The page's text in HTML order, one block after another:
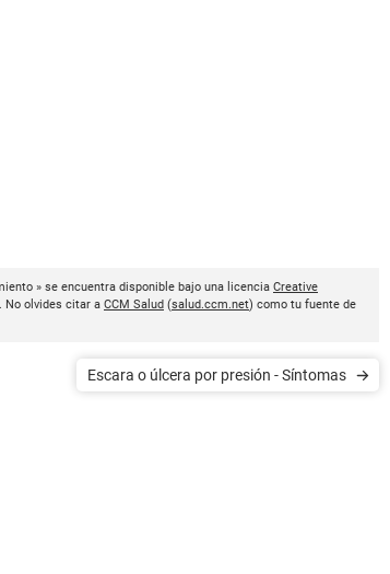
» se encuentra disponible bajo una licencia Creative
No olvides citar a CCM Salud (salud.ccm.net) como tu fuente de
Escara o úlcera por presión - Síntomas